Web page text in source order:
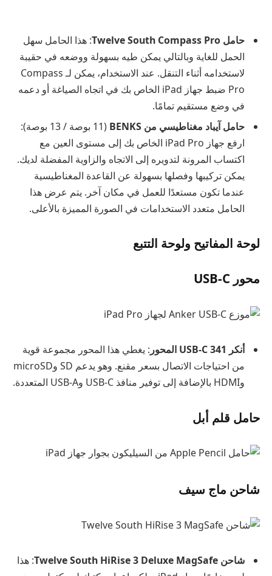
حامل Twelve South Compass Pro
: هذا الحامل سهل
الحمل للغاية وبالتالي يمكن طيه بسهولة ووضعه في حقيبة
لاستخدامه أثناء التنقل. عند الاستخدام، يمكن لـ Compass
Pro ضبط جهاز iPad الخاص بك في اتجاه الصياغة أو دعمه
في وضع مستقيم تمامًا.
حامل آيباد مغناطيسي من BENKS
(11 بوصة / 13 بوصة):
ارفع جهاز iPad Pro الخاص بك إلى مستوى العين مع
اكتساب المرونة لتدويره إلى الاتجاه والزاوية المفضلة لديك.
يمكن تركيبها وفصلها بسهولة عن القاعدة المغناطيسية
عندما تكون مستعدًا للعمل في مكان آخر. يتم عرض هذا
الحامل متعدد الاستخدامات في الصورة المميزة بالأعلى.
لوحة المفاتيح ولوحة التتبع
محور USB-C
أنكر 341 USB-C المحور
: يغطي هذا المحور مجموعة قوية
من احتياجات الاتصال بسعر مقنع. وهو يدعم SD وmicroSD
وHDMI بالإضافة إلى توفير منافذ USB-C وUSB-A المتعددة.
حامل قلم أبل
شاحن ماج سيف
شاحن Twelve South HiRise 3 Deluxe MagSafe
: هذا